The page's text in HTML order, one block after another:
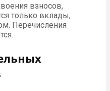
взносов,
только вклады,
Перечисления